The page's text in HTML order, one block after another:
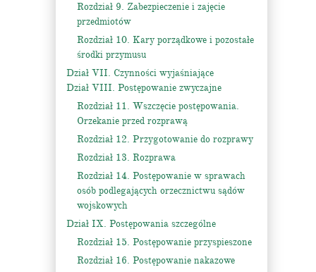
Rozdział 9. Zabezpieczenie i zajęcie
przedmiotów
Rozdział 10. Kary porządkowe i pozostałe
środki przymusu
Dział VII. Czynności wyjaśniające
Dział VIII. Postępowanie zwyczajne
Rozdział 11. Wszczęcie postępowania.
Orzekanie przed rozprawą
Rozdział 12. Przygotowanie do rozprawy
Rozdział 13. Rozprawa
Rozdział 14. Postępowanie w sprawach
osób podlegających orzecznictwu sądów
wojskowych
Dział IX. Postępowania szczególne
Rozdział 15. Postępowanie przyspieszone
Rozdział 16. Postępowanie nakazowe